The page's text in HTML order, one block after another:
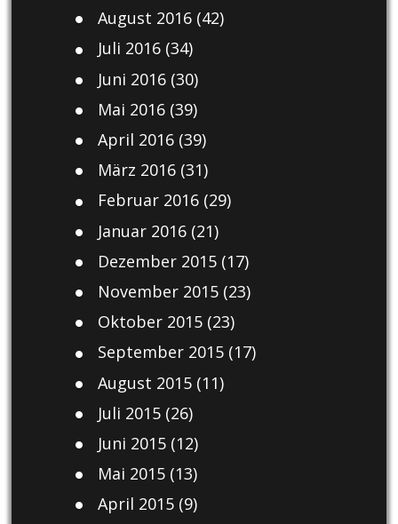
August 2016(42)
Juli 2016(34)
Juni 2016(30)
Mai 2016(39)
April 2016(39)
März 2016(31)
Februar 2016(29)
Januar 2016(21)
Dezember 2015(17)
November 2015(23)
Oktober 2015(23)
September 2015(17)
August 2015(11)
Juli 2015(26)
Juni 2015(12)
Mai 2015(13)
April 2015(9)